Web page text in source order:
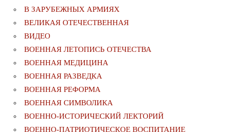
В ЗАРУБЕЖНЫХ АРМИЯХ
ВЕЛИКАЯ ОТЕЧЕСТВЕННАЯ
ВИДЕО
ВОЕННАЯ ЛЕТОПИСЬ ОТЕЧЕСТВА
ВОЕННАЯ МЕДИЦИНА
ВОЕННАЯ РАЗВЕДКА
ВОЕННАЯ РЕФОРМА
ВОЕННАЯ СИМВОЛИКА
ВОЕННО-ИСТОРИЧЕСКИЙ ЛЕКТОРИЙ
ВОЕННО-ПАТРИОТИЧЕСКОЕ ВОСПИТАНИЕ